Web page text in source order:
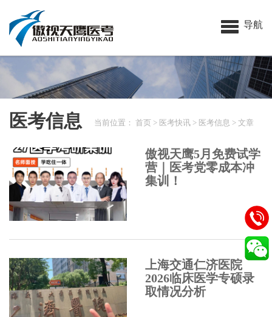
导航
医考信息 当前位置： 首页 > 医考快讯 > 医考信息 > 文章
傲视天鹰5月免费试学
营｜医考党零成本冲
集训！
上海交通仁济医院
2026临床医学专硕录
取情况分析